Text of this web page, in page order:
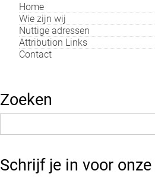
Home
Wie zijn wij
Nuttige adressen
Attribution Links
Contact
Zoeken
Zoek
Schrijf je in voor